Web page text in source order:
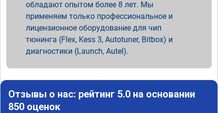
обладают опытом более 8 лет. Мы
применяем только профессиональное и
лицензионное оборудование для чип
тюнинга (Flex, Kess 3, Autotuner, Bitbox) и
диагностики (Launch, Autel).
Отзывы о нас: рейтинг 5.0 на основании
850 оценок